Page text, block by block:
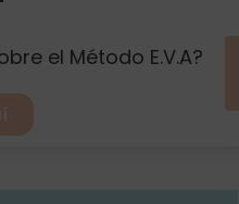
el Método E.V.A?